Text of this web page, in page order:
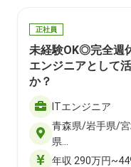
正社員
未経験OK◎完全週
エンジニアとして
か？
ITエンジニア
青森県/岩手県/
県…
年収 290万円